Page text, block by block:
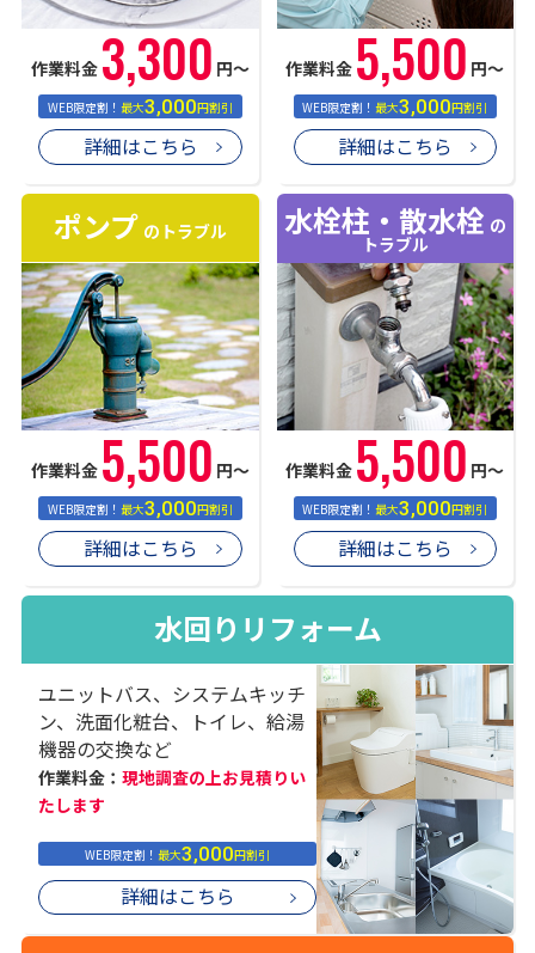
作業料金 3,300 円〜
WEB限定割！最大3,000円割引
詳細はこちら
作業料金 5,500 円〜
WEB限定割！最大3,000円割引
詳細はこちら
ポンプ のトラブル
作業料金 5,500 円〜
WEB限定割！最大3,000円割引
詳細はこちら
水栓柱・散水栓 の
トラブル
作業料金 5,500 円〜
WEB限定割！最大3,000円割引
詳細はこちら
水回りリフォーム
ユニットバス、システムキッチ
ン、洗面化粧台、トイレ、給湯
機器の交換など
作業料金： 現地調査の上お見積りい
たします
WEB限定割！最大3,000円割引
詳細はこちら